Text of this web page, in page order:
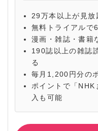
29万本以上が見
無料トライアルで
漫画・雑誌・書籍
190誌以上の雑誌
る
毎月1,200円分の
ポイントで「NHK
入も可能